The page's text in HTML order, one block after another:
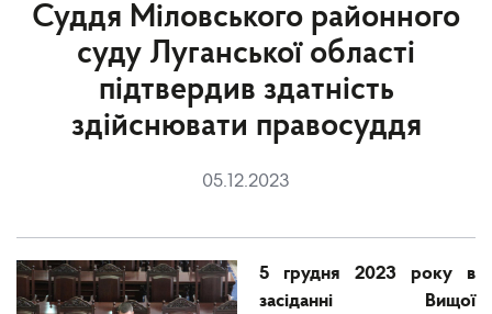
Суддя Міловського районного
суду Луганської області
підтвердив здатність
здійснювати правосуддя
05.12.2023
5 грудня 2023 року в
засіданні Вищої